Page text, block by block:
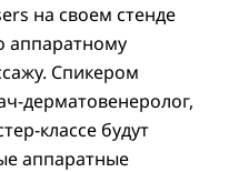
на своем стенде
аппаратному
Спикером
дерматовенеролог,
классе будут
аппаратные